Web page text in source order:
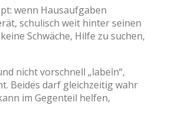
wenn Hausaufgaben
schulisch weit hinter seinen
Schwäche, Hilfe zu suchen,
nicht vorschnell „labeln“,
Beides darf gleichzeitig wahr
im Gegenteil helfen,